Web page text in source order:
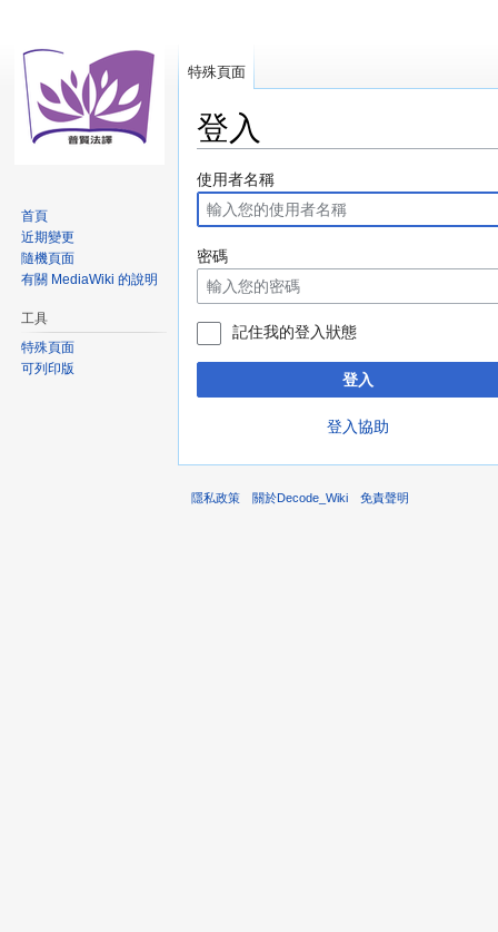
登入
跳
至
導
覽
跳
至
搜
尋
使用者名稱
密碼
記住我的登入狀態
登入
登入協助
特殊頁面
首頁
近期變更
隨機頁面
有關 MediaWiki 的說明
工具
特殊頁面
可列印版
隱私政策 關於Decode_Wiki 免責聲明